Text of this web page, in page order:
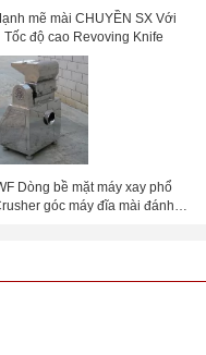
mẽ mài CHUYỀN SX Với
Tốc độ cao Revoving Knife
Dòng bề mặt máy xay phổ
góc máy đĩa mài đánh